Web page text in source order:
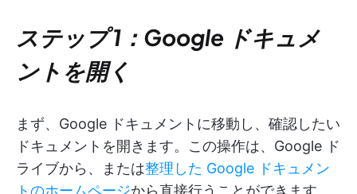
ステップ 1：Google ドキュメ
ントを開く
まず、Google ドキュメントに移動し、確認したい
ドキュメントを開きます。この操作は、Google ド
ライブから、または整理した Google ドキュメン
トのホームページから直接行うことができます。